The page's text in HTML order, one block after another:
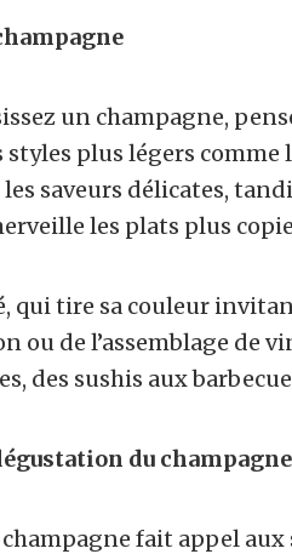
un champagne,
styles plus légers comme
saveurs délicates,
les plats plus
qui tire sa couleur
ou de l’assemblage de
des sushis aux
du champagne
fait appel aux